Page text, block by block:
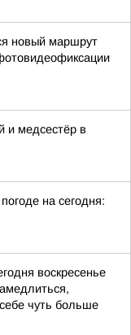
новый маршрут
и медсестёр в
на сегодня:
воскресенье
чуть больше